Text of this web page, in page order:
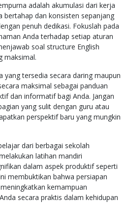
adalah akumulasi dari kerja
bertahap dan konsisten sepanjang
penuh dedikasi. Fokuslah pada
Anda terhadap setiap aturan
soal structure English
maksimal.
yang tersedia secara daring maupun
maksimal sebagai panduan
dan informatif bagi Anda. Jangan
yang sulit dengan guru atau
perspektif baru yang mungkin
dari berbagai sekolah
latihan mandiri
dalam aspek produktif seperti
membuktikan bahwa persiapan
kemampuan
secara praktis dalam kehidupan